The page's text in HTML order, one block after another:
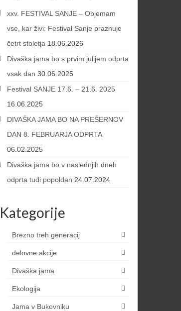
xxv. FESTIVAL SANJE – Objemam
vse, kar živi: Festival Sanje praznuje
četrt stoletja 18.06.2026
Divaška jama bo s prvim julijem odprta
vsak dan 30.06.2025
Festival SANJE 17.6. – 21.6. 2025
16.06.2025
DIVAŠKA JAMA BO NA PREŠERNOV
DAN 8. FEBRUARJA ODPRTA
06.02.2025
Divaška jama bo v naslednjih dneh
odprta tudi popoldan 24.07.2024
Kategorije
Brezno treh generacij
delovne akcije
Divaška jama
Ekologija
Jama v Bukovniku